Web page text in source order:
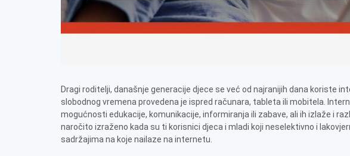
Dragi roditelji, današnje generacije djece se već od najranijih dana koriste
slobodnog vremena provedena je ispred računara, tableta ili mobitela.
mogućnosti edukacije, komunikacije, informiranja ili zabave, ali ih izlaže i
naročito izraženo kada su ti korisnici djeca i mladi koji neselektivno i
sadržajima na koje nailaze na internetu.